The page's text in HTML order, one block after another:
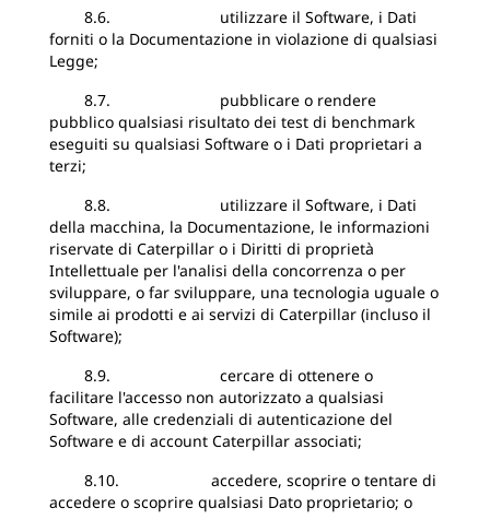
8.6. utilizzare il Software, i Dati
forniti o la Documentazione in violazione di qualsiasi
Legge;
8.7. pubblicare o rendere
pubblico qualsiasi risultato dei test di benchmark
eseguiti su qualsiasi Software o i Dati proprietari a
terzi;
8.8. utilizzare il Software, i Dati
della macchina, la Documentazione, le informazioni
riservate di Caterpillar o i Diritti di proprietà
Intellettuale per l'analisi della concorrenza o per
sviluppare, o far sviluppare, una tecnologia uguale o
simile ai prodotti e ai servizi di Caterpillar (incluso il
Software);
8.9. cercare di ottenere o
facilitare l'accesso non autorizzato a qualsiasi
Software, alle credenziali di autenticazione del
Software e di account Caterpillar associati;
8.10. accedere, scoprire o tentare di
accedere o scoprire qualsiasi Dato proprietario; o